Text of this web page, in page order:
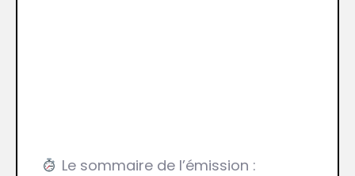
Le sommaire de l’émission :